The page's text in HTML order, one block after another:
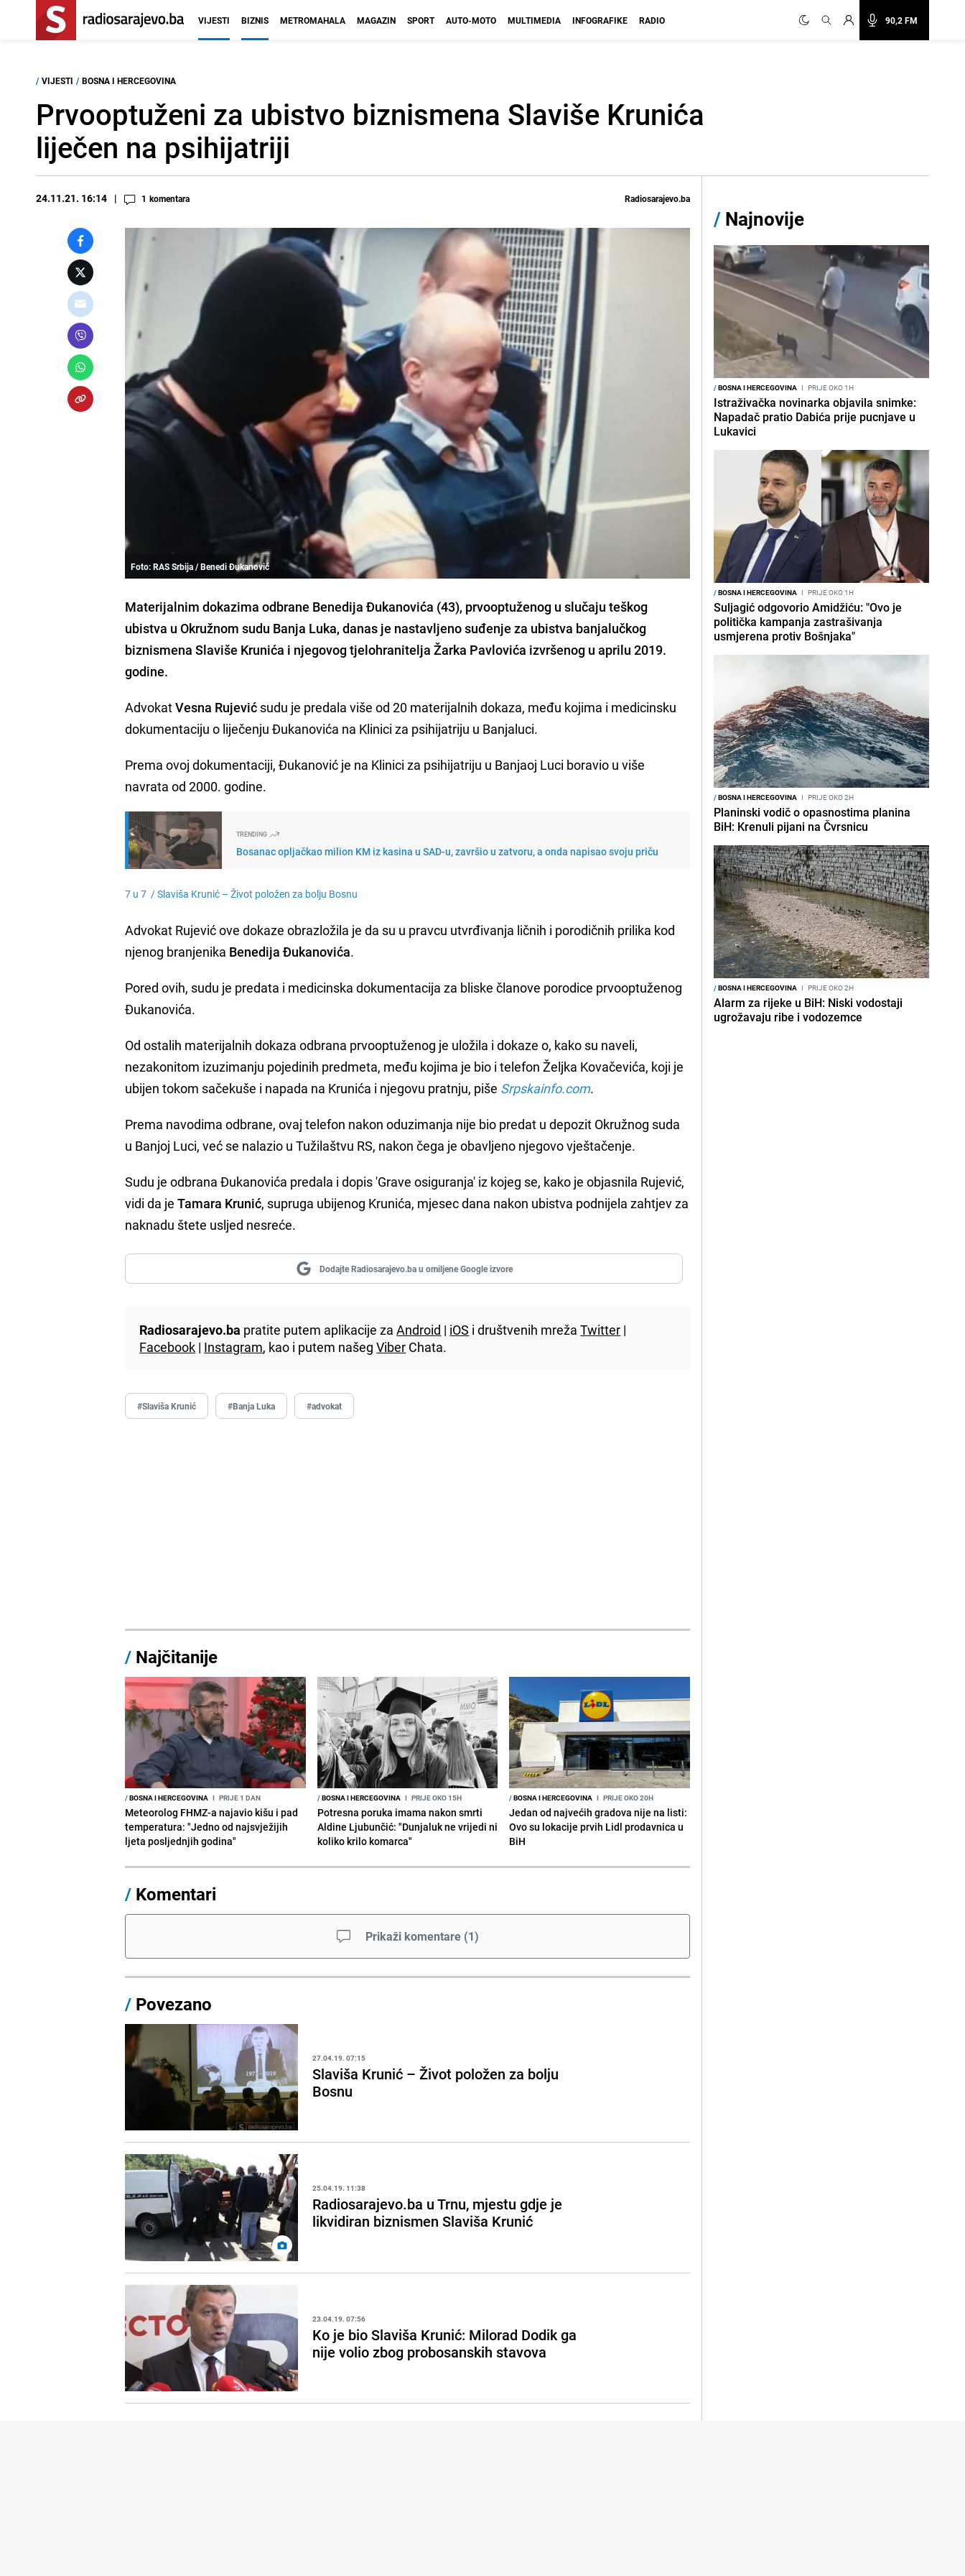
90,2 FM
VIJESTI BIZNIS METROMAHALA MAGAZIN SPORT AUTO-MOTO MULTIMEDIA INFOGRAFIKE RADIO
/ VIJESTI / BOSNA I HERCEGOVINA
Prvooptuženi za ubistvo biznismena Slaviše Krunića
liječen na psihijatriji
24.11.21. 16:14 1 komentara Radiosarajevo.ba
Foto: RAS Srbija / Benedi Đukanović
Materijalnim dokazima odbrane Benedija Đukanovića (43), prvooptuženog u slučaju teškog
ubistva u Okružnom sudu Banja Luka, danas je nastavljeno suđenje za ubistva banjalučkog
biznismenaSlaviše Krunića i njegovog tjelohraniteljaŽarka Pavlovića izvršenog u aprilu 2019.
godine.
AdvokatVesna Rujević sudu je predala više od 20 materijalnih dokaza, među kojima i medicinsku
dokumentaciju o liječenju Đukanovića na Klinici za psihijatriju u Banjaluci.
Prema ovoj dokumentaciji, Đukanović je na Klinici za psihijatriju u Banjaoj Luci boravio u više
navrata od 2000. godine.
TRENDING
Bosanac opljačkao milion KM iz kasina u SAD-u, završio u zatvoru, a onda napisao svoju priču
7 u 7 /Slaviša Krunić – Život položen za bolju Bosnu
Advokat Rujević ove dokaze obrazložila je da su u pravcu utvrđivanja ličnih i porodičnih prilika kod
njenog branjenika Benedija Đukanovića.
Pored ovih, sudu je predata i medicinska dokumentacija za bliske članove porodice prvooptuženog
Đukanovića.
Od ostalih materijalnih dokaza odbrana prvooptuženog je uložila i dokaze o, kako su naveli,
nezakonitom izuzimanju pojedinih predmeta, među kojima je bio i telefon Željka Kovačevića, koji je
ubijen tokom sačekuše i napada na Krunića i njegovu pratnju, piše Srpskainfo.com.
Prema navodima odbrane, ovaj telefon nakon oduzimanja nije bio predat u depozit Okružnog suda
u Banjoj Luci, već se nalazio u Tužilaštvu RS, nakon čega je obavljeno njegovo vještačenje.
Sudu je odbrana Đukanovića predala i dopis 'Grave osiguranja' iz kojeg se, kako je objasnila Rujević,
vidi da jeTamara Krunić, supruga ubijenog Krunića, mjesec dana nakon ubistva podnijela zahtjev za
naknadu štete usljed nesreće.
Dodajte Radiosarajevo.ba u omiljene Google izvore
Radiosarajevo.ba pratite putem aplikacije zaAndroid | iOS i društvenih mrežaTwitter |
Facebook | Instagram, kao i putem našegViber Chata.
#Slaviša Krunić #Banja Luka #advokat
/ Najčitanije
/BOSNA I HERCEGOVINA I PRIJE 1 DAN
Meteorolog FHMZ-a najavio kišu i pad
temperatura: "Jedno od najsvježijih
ljeta posljednjih godina"
/BOSNA I HERCEGOVINA I PRIJE OKO 15H
Potresna poruka imama nakon smrti
Aldine Ljubunčić: "Dunjaluk ne vrijedi ni
koliko krilo komarca"
/BOSNA I HERCEGOVINA I PRIJE OKO 20H
Jedan od najvećih gradova nije na listi:
Ovo su lokacije prvih Lidl prodavnica u
BiH
/ Komentari
Prikaži komentare (1)
/ Povezano
27.04.19. 07:15
Slaviša Krunić – Život položen za bolju
Bosnu
25.04.19. 11:38
Radiosarajevo.ba u Trnu, mjestu gdje je
likvidiran biznismen Slaviša Krunić
23.04.19. 07:56
Ko je bio Slaviša Krunić: Milorad Dodik ga
nije volio zbog probosanskih stavova
/ Najnovije
/BOSNA I HERCEGOVINA I PRIJE OKO 1H
Istraživačka novinarka objavila snimke:
Napadač pratio Dabića prije pucnjave u
Lukavici
/BOSNA I HERCEGOVINA I PRIJE OKO 1H
Suljagić odgovorio Amidžiću: "Ovo je
politička kampanja zastrašivanja
usmjerena protiv Bošnjaka"
/BOSNA I HERCEGOVINA I PRIJE OKO 2H
Planinski vodič o opasnostima planina
BiH: Krenuli pijani na Čvrsnicu
/BOSNA I HERCEGOVINA I PRIJE OKO 2H
Alarm za rijeke u BiH: Niski vodostaji
ugrožavaju ribe i vodozemce